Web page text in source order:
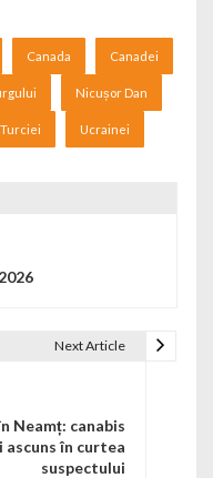
Canada Canadei
Nicușor Dan
Turciei Ucrainei
Next Article
Neamț: canabis
în curtea
suspectului